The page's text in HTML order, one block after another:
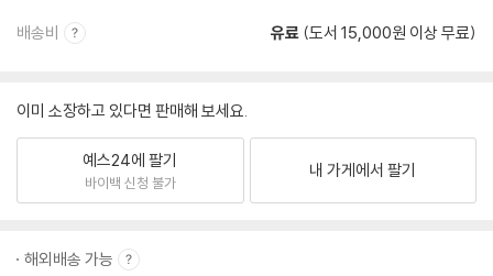
배송비 유료 (도서 15,000원 이상 무료)
이미 소장하고 있다면 판매해 보세요.
예스24에 팔기
바이백 신청 불가
내 가게에서 팔기
해외배송 가능